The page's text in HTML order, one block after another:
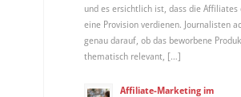
und es ersichtlich ist, dass die Affiliates
eine Provision verdienen. Journalisten
genau darauf, ob das beworbene
thematisch relevant, […]
Affiliate-Marketing im